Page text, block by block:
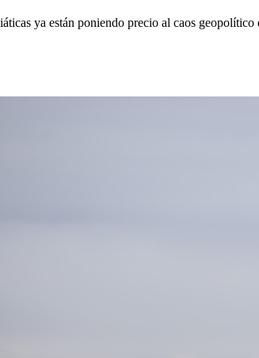
ya están poniendo precio al caos